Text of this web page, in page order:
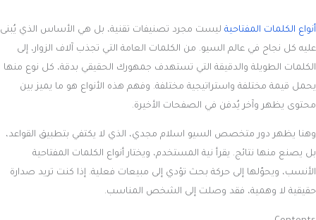
أنواع الكلمات المفتاحية ليست مجرد تصنيفات تقنية، بل هي الأساس الذي يُبنى
عليه كل نجاح في عالم السيو. من الكلمات العامة التي تجذب آلاف الزوار، إلى
الكلمات الطويلة والدقيقة التي تستهدف جمهورك الحقيقي بدقة، كل نوع منها
يحمل قيمة مختلفة واستراتيجية مختلفة. وفهم هذه الأنواع هو ما يميز بين
محتوى يظهر وآخر يُدفن في الصفحات الأخيرة.
وهنا يظهر دور متخصص السيو اسلام مجدي، الذي لا يكتفي بتطبيق القواعد،
بل يصنع منها نتائج. يقرأ نية المستخدم، ويختار أنواع الكلمات المفتاحية
الأنسب، ويحوّلها إلى حركة بحث تؤدي إلى مبيعات فعلية. إذا كنت تريد صدارة
حقيقية لا وهمية، فقد وصلت إلى الشخص المناسب.